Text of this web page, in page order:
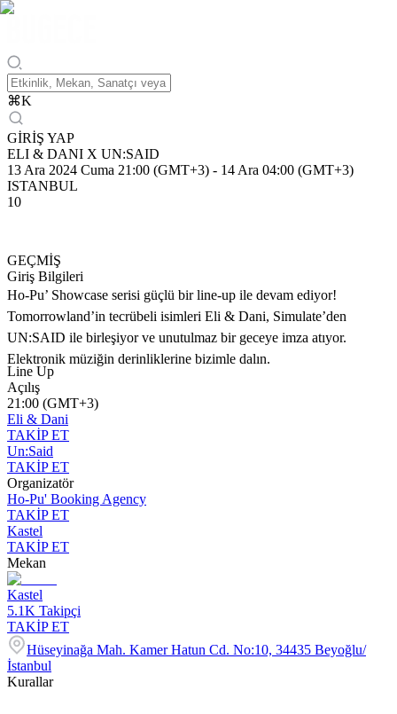
⌘K
GİRİŞ YAP
ELI & DANI X UN:SAID
13 Ara 2024 Cuma 21:00 (GMT+3) - 14 Ara 04:00 (GMT+3)
ISTANBUL
10
GEÇMİŞ
Giriş Bilgileri
Ho-Pu’ Showcase serisi güçlü bir line-up ile devam ediyor!
Tomorrowland’in tecrübeli isimleri Eli & Dani, Simulate’den
UN:SAID ile birleşiyor ve unutulmaz bir geceye imza atıyor.
Elektronik müziğin derinliklerine bizimle dalın.
Line Up
Açılış
21:00 (GMT+3)
Eli & Dani
TAKİP ET
Un:Said
TAKİP ET
Organizatör
Ho-Pu' Booking Agency
TAKİP ET
Kastel
TAKİP ET
Mekan
Kastel
5.1K Takipçi
TAKİP ET
Hüseyinağa Mah. Kamer Hatun Cd. No:10, 34435 Beyoğlu/
İstanbul
Kurallar